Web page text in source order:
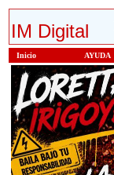
IM Digital
Inicio AYUDA